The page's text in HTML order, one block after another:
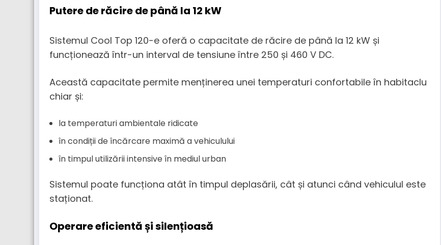
Putere de răcire de până la 12 kW
Sistemul Cool Top 120-e oferă o capacitate de răcire de până la 12 kW și
funcționează într-un interval de tensiune între 250 și 460 V DC.
Această capacitate permite menținerea unei temperaturi confortabile în habitaclu
chiar și:
la temperaturi ambientale ridicate
în condiții de încărcare maximă a vehiculului
în timpul utilizării intensive în mediul urban
Sistemul poate funcționa atât în timpul deplasării, cât și atunci când vehiculul este
staționat.
Operare eficientă și silențioasă